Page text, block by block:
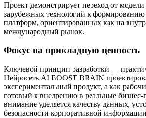
Проект демонстрирует переход от модели
зарубежных технологий к
платформ, ориентированных как на
международный рынок.
Фокус на прикладную ценность
Ключевой принцип разработки —
Нейросеть AI BOOST BRAIN
экспериментальный продукт, а как
готовый к внедрению в реальные
внимание уделяется качеству данных,
безопасности корпоративной